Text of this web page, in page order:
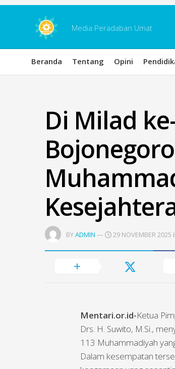
Skip
Media Peradaban Umat
Beranda Tentang Opini
Di Milad
BYADMIN — 29 NOVEMBER 2025
Mentari.or.id-Ketua
Drs. H. Suwito, M.Si.,
113 Muhammadiyah
Dalam kesempatan